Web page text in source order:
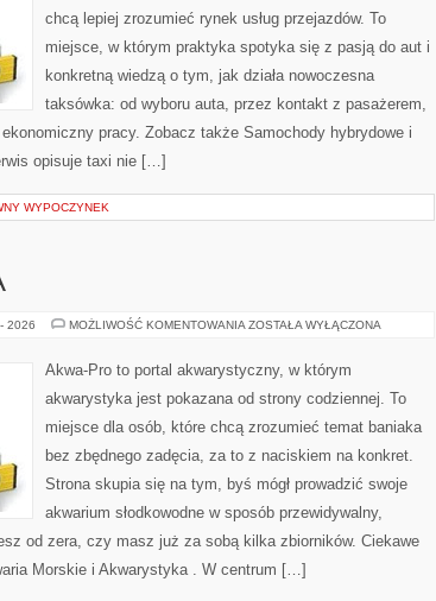
chcą lepiej zrozumieć rynek usług przejazdów. To
miejsce, w którym praktyka spotyka się z pasją do aut i
konkretną wiedzą o tym, jak działa nowoczesna
taksówka: od wyboru auta, przez kontakt z pasażerem,
pracy. Zobacz także Samochody hybrydowe i
opisuje taxi nie […]
WYPOCZYNEK
2026 MOŻLIWOŚĆ KOMENTOWANIA NANO
ZOSTAŁA WYŁĄCZONA
Akwa-Pro to portal akwarystyczny, w którym
akwarystyka jest pokazana od strony codziennej. To
miejsce dla osób, które chcą zrozumieć temat baniaka
bez zbędnego zadęcia, za to z naciskiem na konkret.
Strona skupia się na tym, byś mógł prowadzić swoje
akwarium słodkowodne w sposób przewidywalny,
od zera, czy masz już za sobą kilka zbiorników. Ciekawe
Morskie i Akwarystyka . W centrum […]